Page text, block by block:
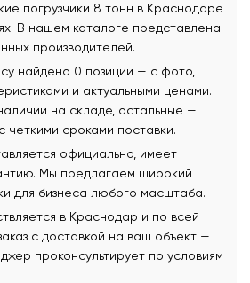
погрузчики 8 тонн в Краснодаре
В нашем каталоге представлена
производителей.
найдено 0 позиции — с фото,
и актуальными ценами.
на складе, остальные —
четкими сроками поставки.
официально, имеет
Мы предлагаем широкий
для бизнеса любого масштаба.
в Краснодар и по всей
с доставкой на ваш объект —
проконсультирует по условиям